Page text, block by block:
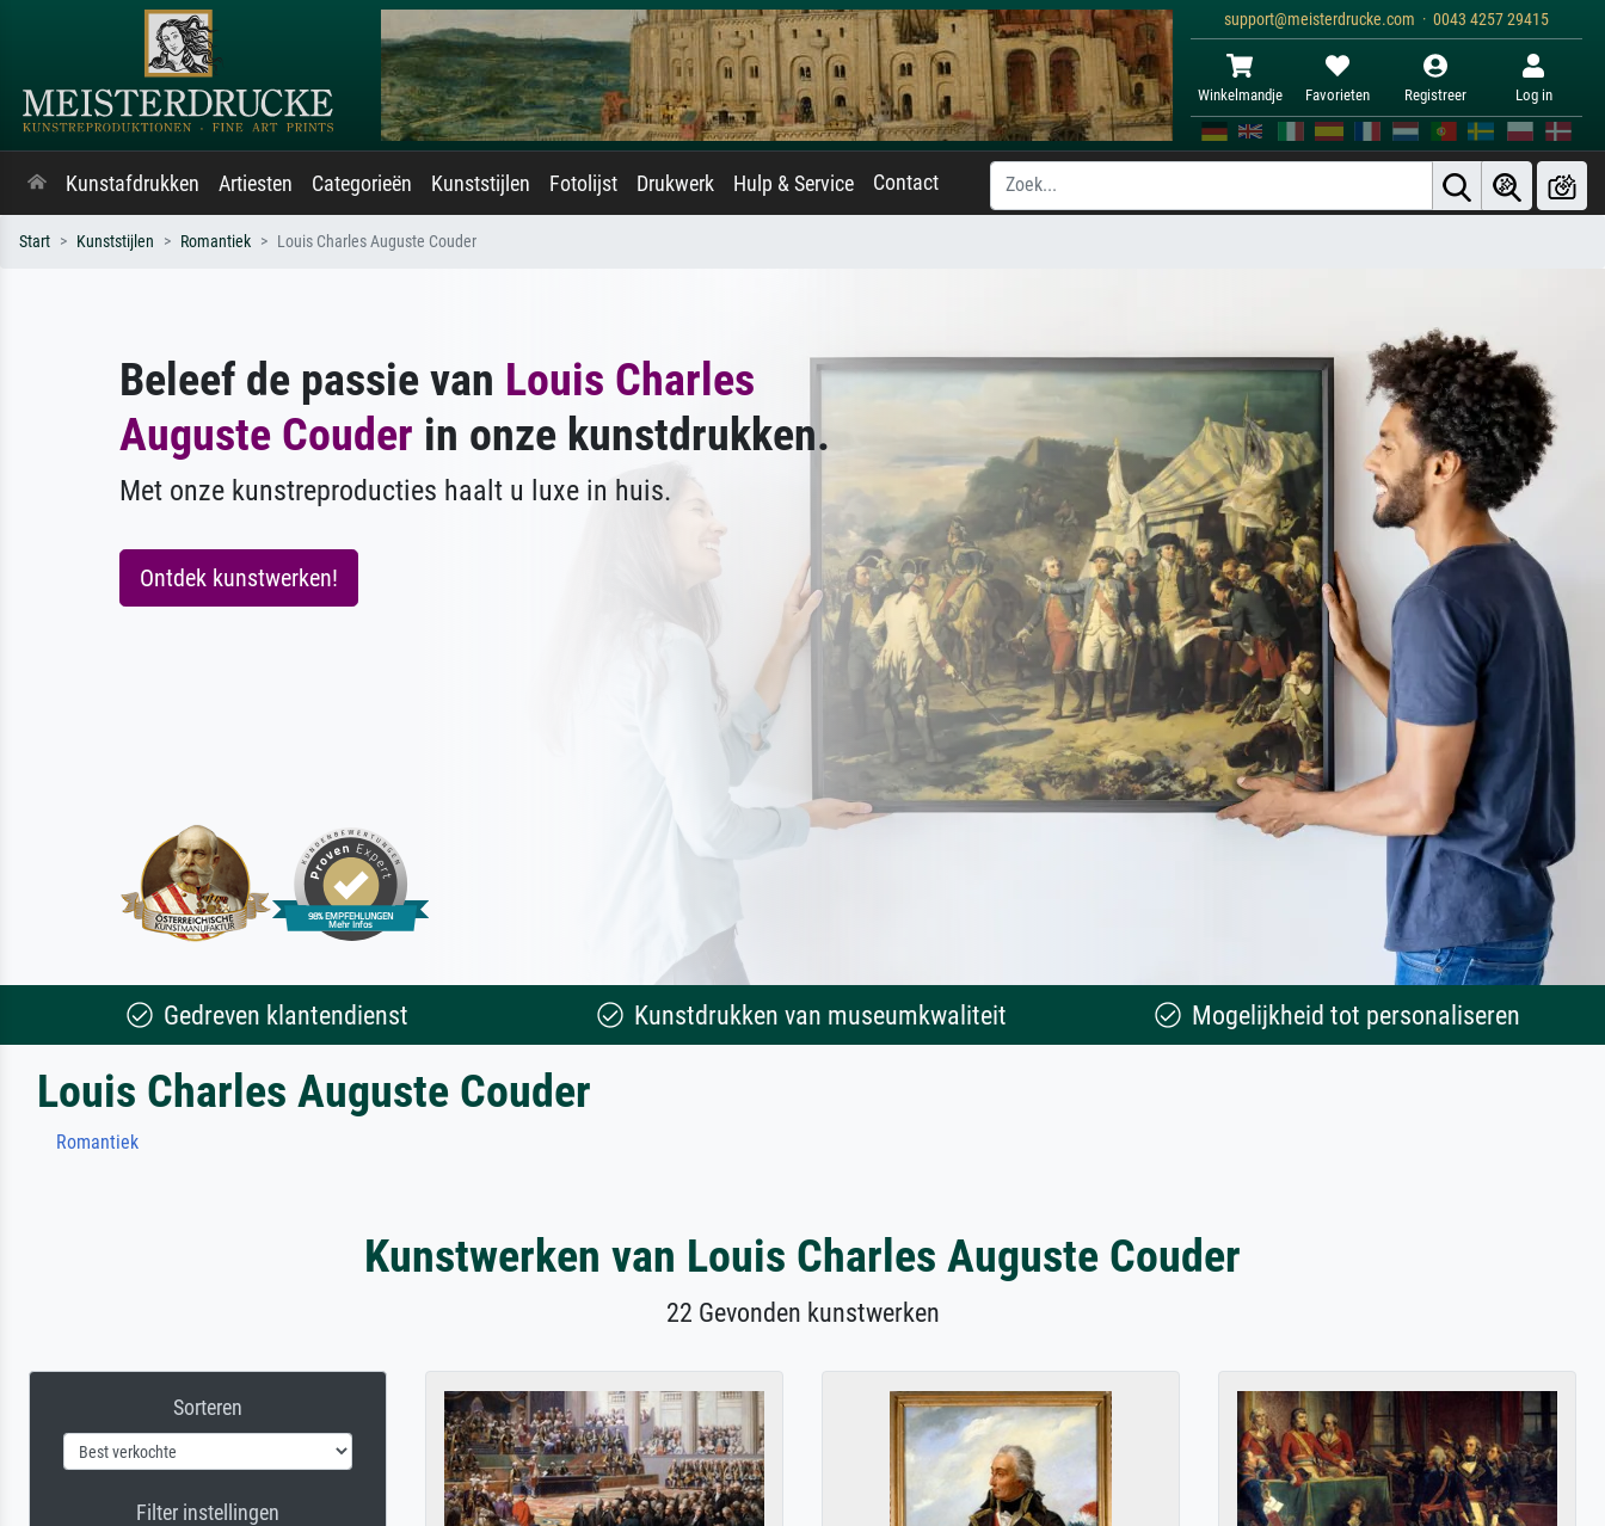
support@meisterdrucke.com · 0043 4257 29415
Winkelmandje Favorieten Registreer Log in
Kunstafdrukken Artiesten Categorieën Kunststijlen Fotolijst Drukwerk Hulp & Service Contact
Start Kunststijlen Romantiek Louis Charles Auguste Couder
Beleef de passie van Louis Charles
Auguste Couder in onze kunstdrukken.
Met onze kunstreproducties haalt u luxe in huis.
Ontdek kunstwerken!
Gedreven klantendienst Kunstdrukken van museumkwaliteit Mogelijkheid tot personaliseren
Louis Charles Auguste Couder
Romantiek
Kunstwerken van Louis Charles Auguste Couder
22 Gevonden kunstwerken
Sorteren
Filter instellingen